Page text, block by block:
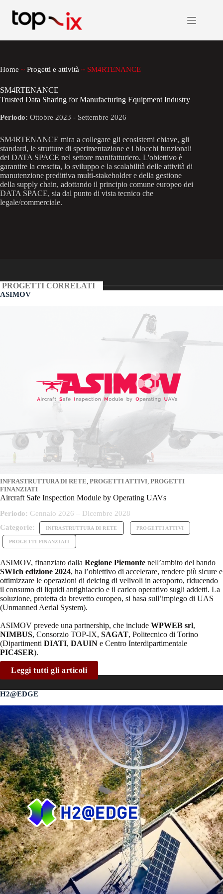
contenuto
Home ~ Progetti e attività ~ SM4RTENANCE
SM4RTENANCE
Trusted Data Sharing for Manufacturing Equipment Industry
Periodo: Ottobre 2023 - Settembre 2026
SM4RTENANCE mira a collegare gli ecosistemi chiave, gli
standard, le strutture di sperimentazione e i blocchi funzionali
dei DATA SPACE nel settore manifatturiero. L'obiettivo è
garantire la crescita, lo sviluppo e la scalabilità delle attività di
manutenzione predittiva multi-stakeholder e della gestione
della supply chain, adottando il principio comune europeo dei
DATA SPACE, sia dal punto di vista tecnico che
legale/commerciale.
PROGETTI CORRELATI
ASIMOV
INFRASTRUTTURA DI RETE PROGETTI ATTIVI PROGETTI
FINANZIATI
Aircraft Safe Inspection Module by Operating UAVs
Periodo: Gennaio 2026 – Dicembre 2028
Categorie:
INFRASTRUTTURA DI RETE PROGETTI ATTIVI
PROGETTI FINANZIATI
ASIMOV, finanziato dalla Regione Piemonte nell’ambito del bando
SWIch edizione 2024, ha l’obiettivo di accelerare, rendere più sicure e
ottimizzare le operazioni di deicing di velivoli in aeroporto, riducendo
il consumo di liquidi antighiaccio e il carico operativo sugli addetti. La
soluzione, protetta da brevetto europeo, si basa sull’impiego di UAS
(Unmanned Aerial System).
ASIMOV prevede una partnership, che include WPWEB srl,
NIMBUS, Consorzio TOP-IX, SAGAT, Politecnico di Torino
(Dipartimenti DIATI, DAUIN e Centro Interdipartimentale
PIC4SER).
Leggi tutti gli articoli
H2@EDGE